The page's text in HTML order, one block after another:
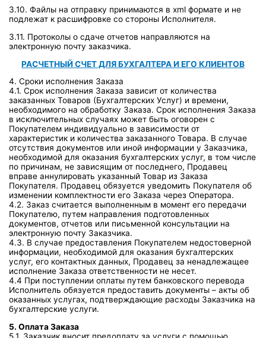
3.10. Файлы на отправку принимаются в xml формате и не
подлежат к расшифровке со стороны Исполнителя.
3.11. Протоколы о сдаче отчетов направляются на
электронную почту заказчика.
РАСЧЕТНЫЙ СЧЕТ ДЛЯ БУХГАЛТЕРА И ЕГО КЛИЕНТОВ
4. Сроки исполнения Заказа
4.1. Срок исполнения Заказа зависит от количества
заказанных Товаров (Бухгалтерских Услуг) и времени,
необходимого на обработку Заказа. Срок исполнения Заказа
в исключительных случаях может быть оговорен с
Покупателем индивидуально в зависимости от
характеристик и количества заказанного Товара. В случае
отсутствия документов или иной информации у Заказчика,
необходимой для оказания бухгалтерских услуг, в том числе
по причинам, не зависящим от последнего, Продавец
вправе аннулировать указанный Товар из Заказа
Покупателя. Продавец обязуется уведомить Покупателя об
изменении комплектности его Заказа через Оператора.
4.2. Заказ считается выполненным в момент его передачи
Покупателю, путем направления подготовленных
документов, отчетов или письменной консультации на
электронную почту Заказчика.
4.3. В случае предоставления Покупателем недостоверной
информации, необходимой для оказания бухгалтерских
услуг, его контактных данных, Продавец за ненадлежащее
исполнение Заказа ответственности не несет.
4.4 При поступлении оплаты путем банковского перевода
Исполнитель обязуется предоставить документы – акты об
оказанных услугах, подтверждающие расходы Заказчика на
бухгалтерские услуги.
5. Оплата Заказа